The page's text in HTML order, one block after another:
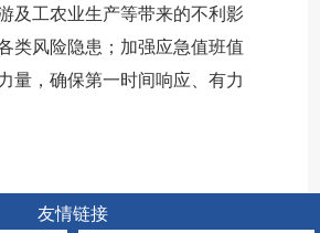
及工农业生产等带来的不利影
类风险隐患；加强应急值班值
量，确保第一时间响应、有力
友情链接